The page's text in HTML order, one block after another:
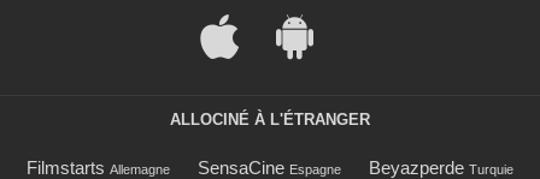
ALLOCINÉ À L'ÉTRANGER
Filmstarts Allemagne SensaCine Espagne Beyazperde Turquie